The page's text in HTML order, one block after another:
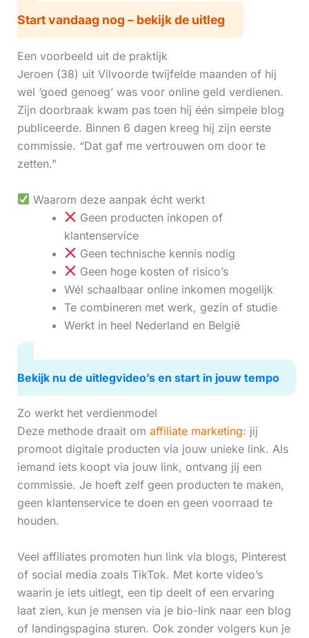
Start vandaag nog – bekijk de uitleg
Een voorbeeld uit de praktijk
Jeroen (38) uit Vilvoorde twijfelde maanden of hij
wel ‘goed genoeg’ was voor online geld verdienen.
Zijn doorbraak kwam pas toen hij één simpele blog
publiceerde. Binnen 6 dagen kreeg hij zijn eerste
commissie. “Dat gaf me vertrouwen om door te
zetten.”
Waarom deze aanpak écht werkt
Geen producten inkopen of
klantenservice
Geen technische kennis nodig
Geen hoge kosten of risico’s
Wél schaalbaar online inkomen mogelijk
Te combineren met werk, gezin of studie
Werkt in heel Nederland en België
Bekijk nu de uitlegvideo’s en start in jouw tempo
Zo werkt het verdienmodel
Deze methode draait om affiliate marketing: jij
promoot digitale producten via jouw unieke link. Als
iemand iets koopt via jouw link, ontvang jij een
commissie. Je hoeft zelf geen producten te maken,
geen klantenservice te doen en geen voorraad te
houden.
Veel affiliates promoten hun link via blogs, Pinterest
of social media zoals TikTok. Met korte video’s
waarin je iets uitlegt, een tip deelt of een ervaring
laat zien, kun je mensen via je bio-link naar een blog
of landingspagina sturen. Ook zonder volgers kun je